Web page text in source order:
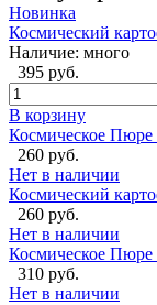
Новинка
Космический
Наличие: много
395 руб.
В корзину
Космическое Пюре
260 руб.
Нет в наличии
Космический
260 руб.
Нет в наличии
Космическое Пюре
310 руб.
Нет в наличии